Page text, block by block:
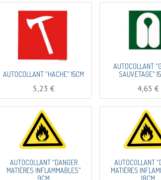
AUTOCOLLANT "HACHE" 15CM
5,23 €
AUTOCOLLANT
SAUVETAGE"
4,65 €
AUTOCOLLANT "DANGER
MATIÈRES INFLAMMABLES"
9CM
AUTOCOLLANT
MATIÈRES
18CM